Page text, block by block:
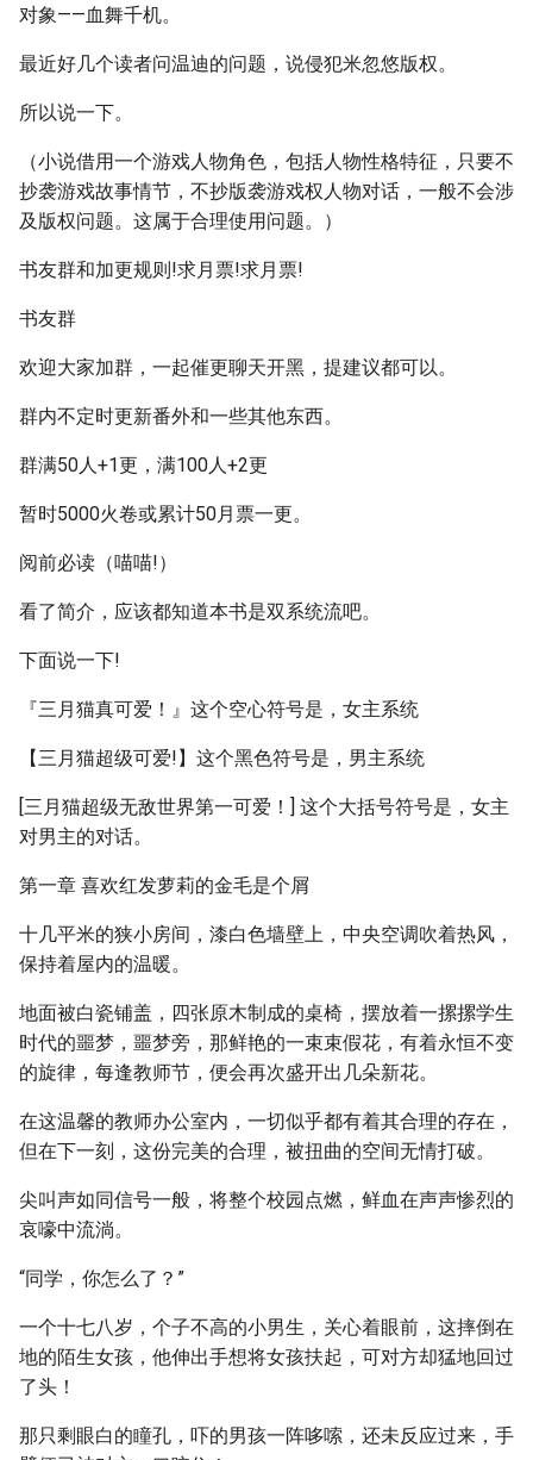
对象——血舞千机。
最近好几个读者问温迪的问题，说侵犯米忽悠版权。
所以说一下。
（小说借用一个游戏人物角色，包括人物性格特征，只要不
抄袭游戏故事情节，不抄版袭游戏权人物对话，一般不会涉
及版权问题。这属于合理使用问题。）
书友群和加更规则!求月票!求月票!
书友群
欢迎大家加群，一起催更聊天开黑，提建议都可以。
群内不定时更新番外和一些其他东西。
群满50人+1更，满100人+2更
暂时5000火卷或累计50月票一更。
阅前必读（喵喵!）
看了简介，应该都知道本书是双系统流吧。
下面说一下!
『三月猫真可爱！』这个空心符号是，女主系统
【三月猫超级可爱!】这个黑色符号是，男主系统
[三月猫超级无敌世界第一可爱！] 这个大括号符号是，女主
对男主的对话。
第一章 喜欢红发萝莉的金毛是个屑
十几平米的狭小房间，漆白色墙壁上，中央空调吹着热风，
保持着屋内的温暖。
地面被白瓷铺盖，四张原木制成的桌椅，摆放着一摞摞学生
时代的噩梦，噩梦旁，那鲜艳的一束束假花，有着永恒不变
的旋律，每逢教师节，便会再次盛开出几朵新花。
在这温馨的教师办公室内，一切似乎都有着其合理的存在，
但在下一刻，这份完美的合理，被扭曲的空间无情打破。
尖叫声如同信号一般，将整个校园点燃，鲜血在声声惨烈的
哀嚎中流淌。
“同学，你怎么了？”
一个十七八岁，个子不高的小男生，关心着眼前，这摔倒在
地的陌生女孩，他伸出手想将女孩扶起，可对方却猛地回过
了头！
那只剩眼白的瞳孔，吓的男孩一阵哆嗦，还未反应过来，手